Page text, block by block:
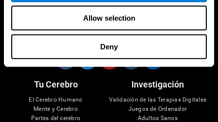
Allow selection
Deny
Síguenos en
Tu Cerebro
El Cerebro Humano
Mente y Cerebro
Partes del cerebro
Investigación
Validación de las Terapias Digitales
Juegos de Ordenador
Adultos Sanos